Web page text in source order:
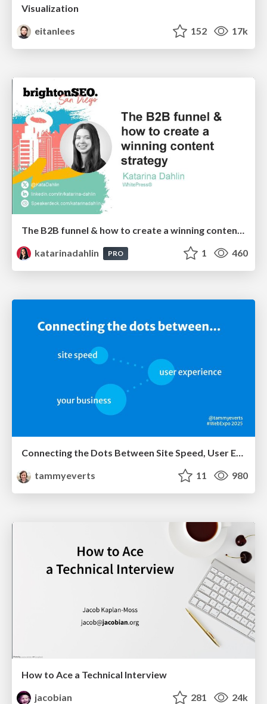
Visualization
eitanlees
152 17k
The B2B funnel & how to create a winning content strategy
katarinadahlin
PRO 1 460
tammyeverts
11 980
How to Ace a Technical Interview
jacobian
281 24k